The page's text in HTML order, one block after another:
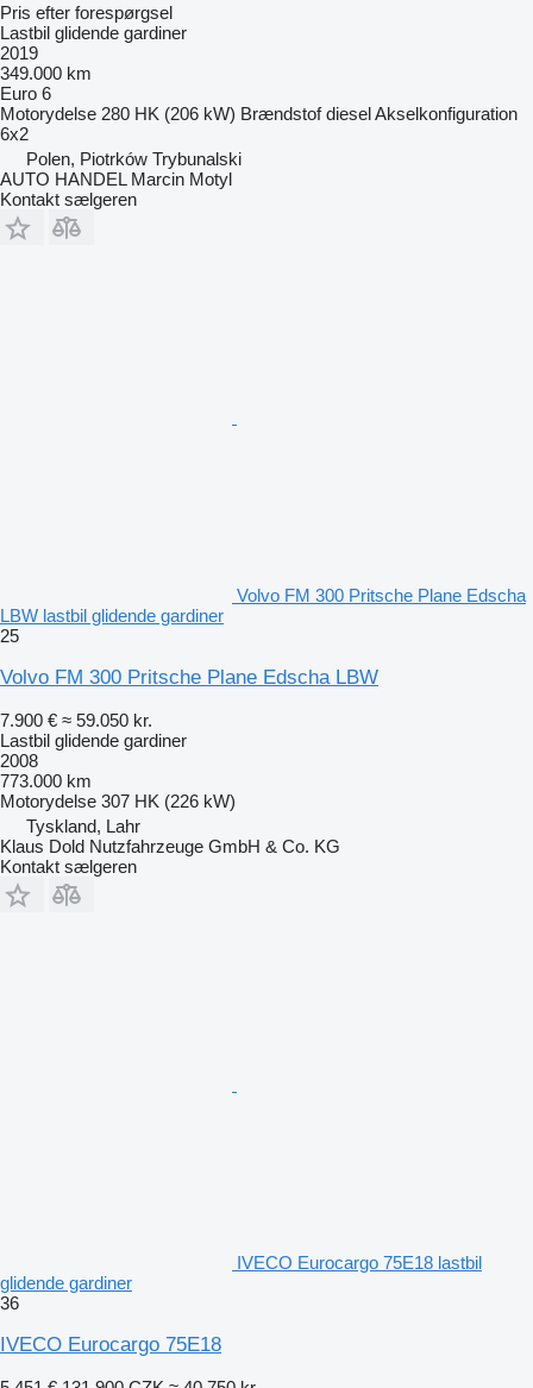
Pris efter forespørgsel
Lastbil glidende gardiner
2019
349.000 km
Euro 6
Motorydelse 280 HK (206 kW) Brændstof dieselAkselkonfiguration
6x2
Polen, Piotrków Trybunalski
AUTO HANDEL Marcin Motyl
Kontakt sælgeren
Volvo FM 300 Pritsche Plane Edscha
LBW lastbil glidende gardiner
25
Volvo FM 300 Pritsche Plane Edscha LBW
7.900 € ≈ 59.050 kr.
Lastbil glidende gardiner
2008
773.000 km
Motorydelse 307 HK (226 kW)
Tyskland, Lahr
Klaus Dold Nutzfahrzeuge GmbH & Co. KG
Kontakt sælgeren
IVECO Eurocargo 75E18 lastbil
glidende gardiner
36
IVECO Eurocargo 75E18